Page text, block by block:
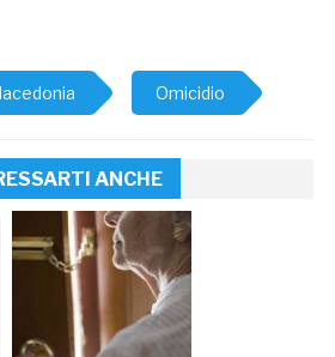
Omicidio
ANCHE